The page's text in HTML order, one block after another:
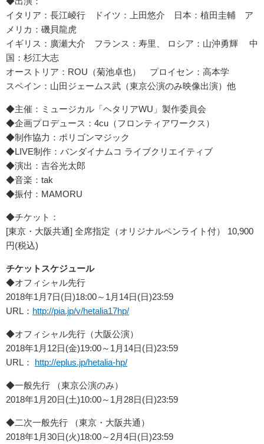
イタリア：長江崚行 ドイツ：上田悠介 日本：植田圭輔 ア
メリカ：磯貝龍虎
イギリス：廣瀬大介 フランス：寿里、 ロシア：山沖勇輝 中
国：杉江大志
オーストリア：ROU（菊池卓也） プロイセン：高本学
スペイン：山田ジェームス武（東京公演のみ映像出演）他
◆主催：ミュージカル「ヘタリアWU」製作委員会
◆企画プロデュース：4cu（フロンティアワークス）
◆制作協力：ポリゴンマジック
◆LIVE制作：バンダイナムコ ライブクリエイティブ
◆演出：吉谷光太郎
◆音楽：tak
◆振付：MAMORU
◆チケット：
[東京・大阪共通] 全席指定（オリジナルペンライト付） 10,900
円(税込)
チケットスケジュール
◆オフィシャル先行
2018年1月7日(日)18:00～1月14日(日)23:59
URL： http://pia.jp/v/hetalia17hp/
◆オフィシャル先行（大阪公演）
2018年1月12日(金)19:00～1月14日(日)23:59
URL： http://eplus.jp/hetalia-hp/
◆一般先行 （東京公演のみ）
2018年1月20日(土)10:00～1月28日(日)23:59
◆二次一般先行 （東京・大阪共通）
2018年1月30日(火)18:00～2月4日(日)23:59